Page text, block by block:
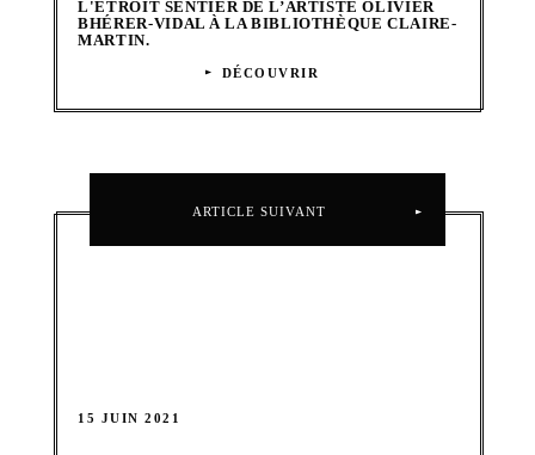
L'ÉTROIT SENTIER DE L’ARTISTE OLIVIER
BHÉRER-VIDAL À LA BIBLIOTHÈQUE CLAIRE-
MARTIN.
DÉCOUVRIR
ARTICLE SUIVANT
15 JUIN 2021